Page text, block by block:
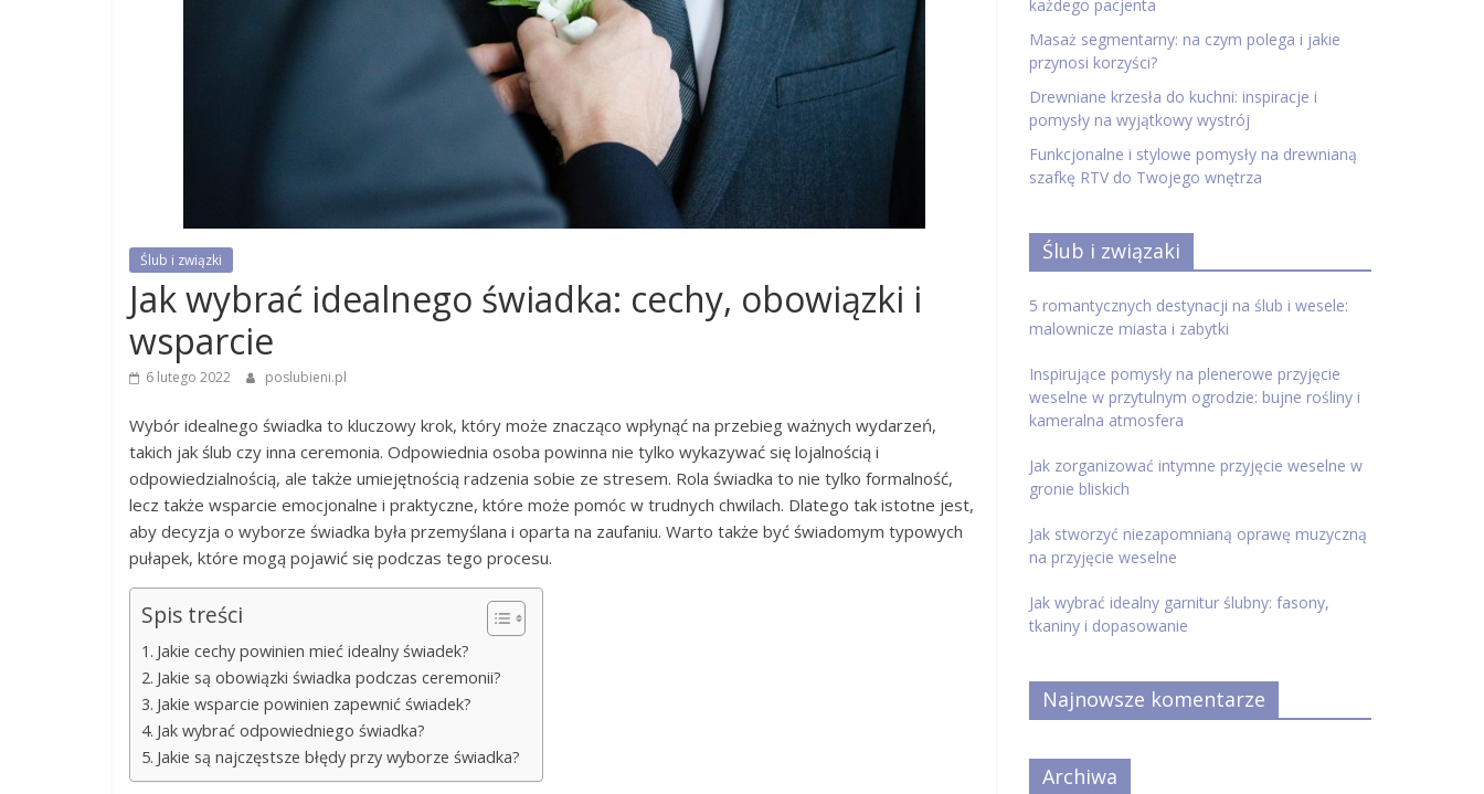
Ślub i związki
Jak wybrać idealnego świadka: cechy, obowiązki i
wsparcie
6 lutego 2022 poslubieni.pl
Wybór idealnego świadka to kluczowy krok, który może znacząco wpłynąć na przebieg ważnych wydarzeń,
takich jak ślub czy inna ceremonia. Odpowiednia osoba powinna nie tylko wykazywać się lojalnością i
odpowiedzialnością, ale także umiejętnością radzenia sobie ze stresem. Rola świadka to nie tylko formalność,
lecz także wsparcie emocjonalne i praktyczne, które może pomóc w trudnych chwilach. Dlatego tak istotne jest,
aby decyzja o wyborze świadka była przemyślana i oparta na zaufaniu. Warto także być świadomym typowych
pułapek, które mogą pojawić się podczas tego procesu.
Spis treści
Jakie cechy powinien mieć idealny świadek?
Jakie są obowiązki świadka podczas ceremonii?
Jakie wsparcie powinien zapewnić świadek?
Jak wybrać odpowiedniego świadka?
Jakie są najczęstsze błędy przy wyborze świadka?
każdego pacjenta
Masaż segmentarny: na czym polega i jakie
przynosi korzyści?
Drewniane krzesła do kuchni: inspiracje i
pomysły na wyjątkowy wystrój
Funkcjonalne i stylowe pomysły na drewnianą
szafkę RTV do Twojego wnętrza
Ślub i związaki
5 romantycznych destynacji na ślub i wesele:
malownicze miasta i zabytki
Inspirujące pomysły na plenerowe przyjęcie
weselne w przytulnym ogrodzie: bujne rośliny i
kameralna atmosfera
Jak zorganizować intymne przyjęcie weselne w
gronie bliskich
Jak stworzyć niezapomnianą oprawę muzyczną
na przyjęcie weselne
Jak wybrać idealny garnitur ślubny: fasony,
tkaniny i dopasowanie
Najnowsze komentarze
Archiwa